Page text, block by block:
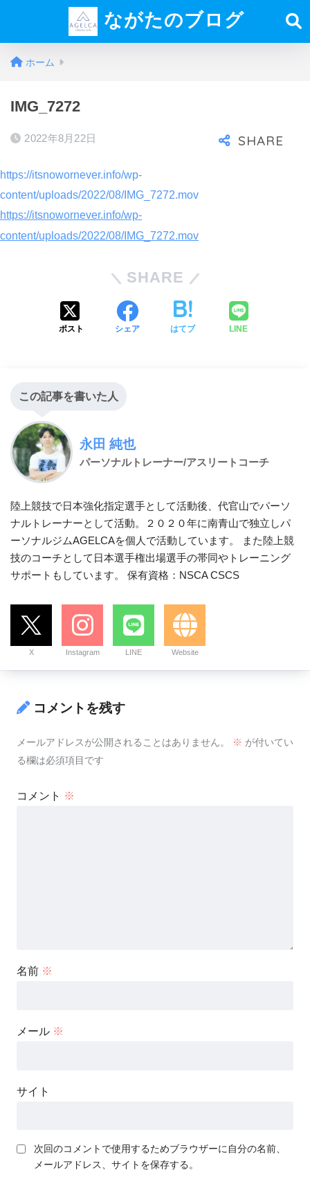
ながたのブログ
ホーム
IMG_7272
2022年8月22日
https://itsnowornever.info/wp-
content/uploads/2022/08/IMG_7272.mov
https://itsnowornever.info/wp-
content/uploads/2022/08/IMG_7272.mov
SHARE
ポスト シェア はてブ LINE
この記事を書いた人
永田 純也
パーソナルトレーナー/アスリートコーチ
陸上競技で日本強化指定選手として活動後、代官山でパーソ
ナルトレーナーとして活動。２０２０年に南青山で独立しパ
ーソナルジムAGELCAを個人で活動しています。 また陸上競
技のコーチとして日本選手権出場選手の帯同やトレーニング
サポートもしています。 保有資格：NSCA CSCS
X Instagram LINE Website
コメントを残す
メールアドレスが公開されることはありません。 ※ が付いてい
る欄は必須項目です
コメント ※
名前 ※
メール ※
サイト
次回のコメントで使用するためブラウザーに自分の名前、
メールアドレス、サイトを保存する。